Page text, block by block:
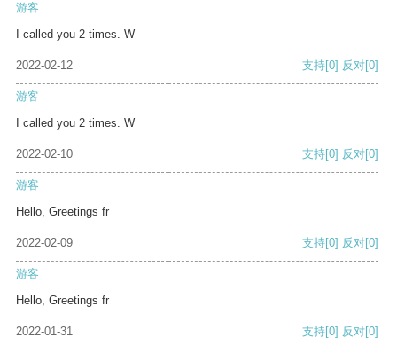
游客
I called you 2 times. W
2022-02-12 支持[0] 反对[0]
游客
I called you 2 times. W
2022-02-10 支持[0] 反对[0]
游客
Hello, Greetings fr
2022-02-09 支持[0] 反对[0]
游客
Hello, Greetings fr
2022-01-31 支持[0] 反对[0]